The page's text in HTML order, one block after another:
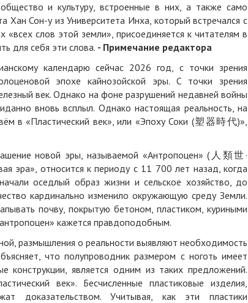
и культуру, встроенные в них, а также само
Хан Сон-у из Университета Инха, который встречался с
«всех слов этой земли», присоединяется к читателям в
для себя эти слова. - Примечание редактора
календарю сейчас 2026 год, с точки зрения
эпохе кайнозойской эры. С точки зрения
век. Однако на фоне разрушений недавней войны
вновь всплыл. Однако настоящая реальность, на
в «Пластический век», или «Эпоху Соки (塑器時代)»,
новой эры, называемой «Антропоцен» (人類世·
эра», относится к периоду с 11 700 лет назад, когда
оседлый образ жизни и сельское хозяйство, до
кардинально изменило окружающую среду Земли.
почву, покрытую бетоном, пластиком, куриными
кажется правдоподобным.
размышления о реальности выявляют необходимость
что полупроводник размером с ноготь имеет
конструкции, является одним из таких предложений.
век». Бесчисленные пластиковые изделия,
доказательством. Учитывая, как эти пластики